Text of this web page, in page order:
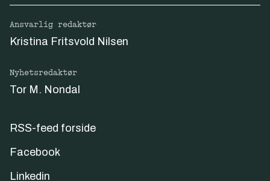
Ansvarlig redaktør
Kristina Fritsvold Nilsen
Nyhetsredaktør
Tor M. Nondal
RSS-feed forside
Facebook
Linkedin